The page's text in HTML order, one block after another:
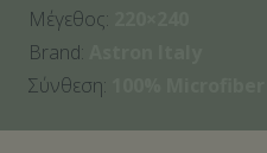
Μέγεθος:
Brand:
Σύνθεση: